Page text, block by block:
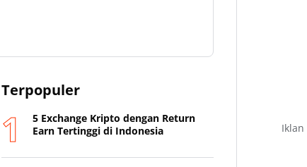
Terpopuler
5 Exchange Kripto dengan Return
Earn Tertinggi di Indonesia
Iklan